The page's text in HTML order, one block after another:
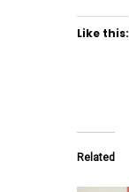
Like this:
Related